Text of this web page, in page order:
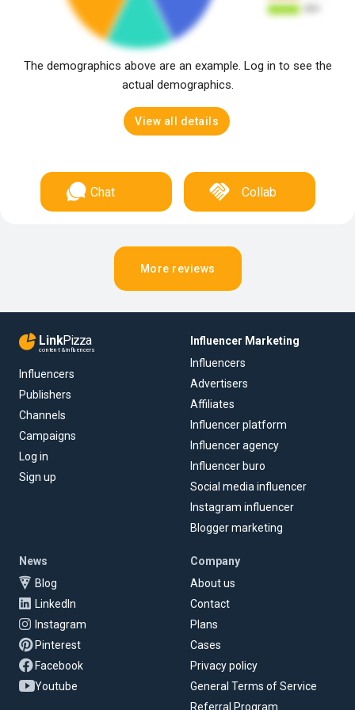
The demographics above are an example. Log in to see the
actual demographics.
View all details
Chat Collab
More reviews
LinkPizza
content & influencers
Influencers
Publishers
Channels
Campaigns
Log in
Sign up
Influencer Marketing
Influencers
Advertisers
Affiliates
Influencer platform
Influencer agency
Influencer buro
Social media influencer
Instagram influencer
Blogger marketing
News
Blog
LinkedIn
Instagram
Pinterest
Facebook
Youtube
Company
About us
Contact
Plans
Cases
Privacy policy
General Terms of Service
Referral Program